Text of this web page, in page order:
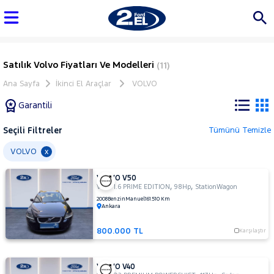
Satılık Volvo Fiyatları Ve Modelleri (11)
Ana Sayfa İkinci El Araçlar VOLVO
Garantili
Tüm
AUDI
BMC
BMW
BYD
Seçili Filtreler Tümünü Temizle
VOLVO x
VOLVO V50
V 50 1.6 PRIME EDITION ,98Hp, StationWagon
2008Benzin Manuel161.510 Km
Ankara
800.000 TL Karşılaştır
VOLVO V40